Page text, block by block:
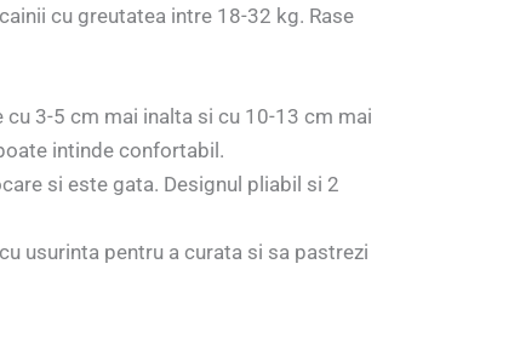
cu greutatea intre 18-32 kg. Rase
3-5 cm mai inalta si cu 10-13 cm mai
intinde confortabil.
si este gata. Designul pliabil si 2
usurinta pentru a curata si sa pastrezi